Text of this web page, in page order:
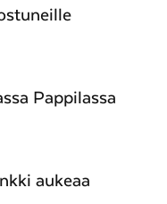
Pappilassa
aukeaa